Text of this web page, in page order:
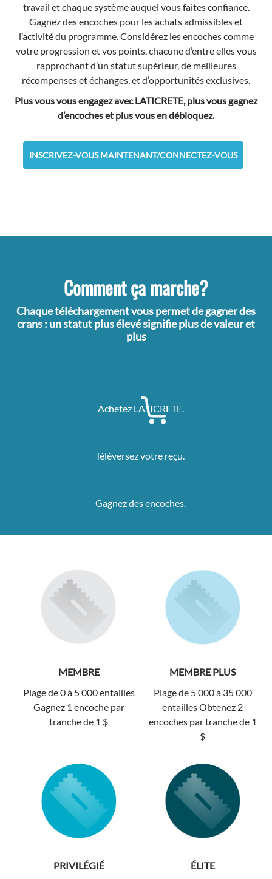
travail et chaque système auquel vous faites confiance.
Gagnez des encoches pour les achats admissibles et
l’activité du programme. Considérez les encoches comme
votre progression et vos points, chacune d’entre elles vous
rapprochant d’un statut supérieur, de meilleures
récompenses et échanges, et d’opportunités exclusives.
Plus vous vous engagez avec LATICRETE, plus vous gagnez
d’encoches et plus vous en débloquez.
INSCRIVEZ-VOUS MAINTENANT/CONNECTEZ-VOUS
Comment ça marche?
Chaque téléchargement vous permet de gagner des
crans : un statut plus élevé signifie plus de valeur et
plus
Achetez LATICRETE.
Téléversez votre reçu.
Gagnez des encoches.
MEMBRE
Plage de 0 à 5 000 entailles
Gagnez 1 encoche par
tranche de 1 $
MEMBRE PLUS
Plage de 5 000 à 35 000
entailles Obtenez 2
encoches par tranche de 1
$
PRIVILÉGIÉ ÉLITE